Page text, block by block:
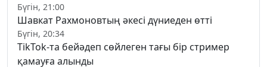
Бүгін, 21:00
Шавкат Рахмоновтың әкесі дүниеден өтті
Бүгін, 20:34
TikTok-та бейәдеп сөйлеген тағы бір стример
қамауға алынды